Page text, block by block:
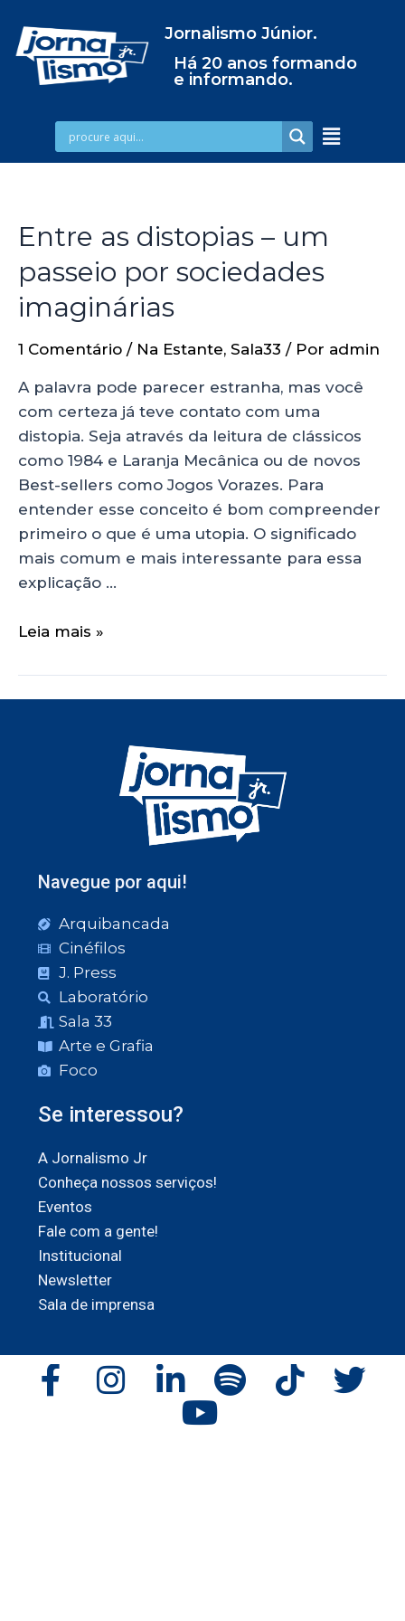
Jornalismo Júnior.
Há 20 anos formando
e informando.
Entre as distopias – um
passeio por sociedades
imaginárias
1 Comentário / Na Estante, Sala33 / Por admin
A palavra pode parecer estranha, mas você
com certeza já teve contato com uma
distopia. Seja através da leitura de clássicos
como 1984 e Laranja Mecânica ou de novos
Best-sellers como Jogos Vorazes. Para
entender esse conceito é bom compreender
primeiro o que é uma utopia. O significado
mais comum e mais interessante para essa
explicação …
Leia mais »
Navegue por aqui!
Arquibancada
Cinéfilos
J. Press
Laboratório
Sala 33
Arte e Grafia
Foco
Se interessou?
A Jornalismo Jr
Conheça nossos serviços!
Eventos
Fale com a gente!
Institucional
Newsletter
Sala de imprensa